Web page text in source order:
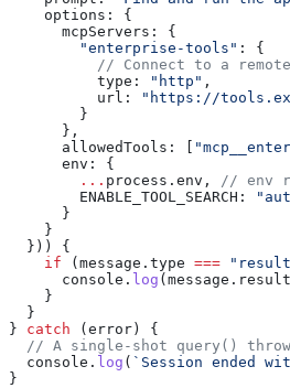
    options:
{
      mcpServers:
{
        "enterprise-tools"
:
{
// Connect to a
          type:
"http" ,
          url:
"https://
        }
      },
      allowedTools:
      env:
{
        ...
process . env ,
// env
        ENABLE_TOOL_SEARCH:
      }
    }
  })) {
    if
( message . type ===
      console
. log ( message . result
    }
  }
} catch ( error ) {
// A single-shot query()
  console
. log ( `Session ended
}